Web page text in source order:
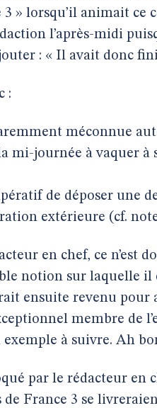
» lorsqu’il animait ce
l’après-midi
: « Il avait donc
:
méconnue
mi-journée à vaquer à
de déposer une
extérieure (cf.
en chef, ce n’est
notion sur laquelle il
ensuite revenu pour
membre de
à suivre. Ah
par le rédacteur en
France 3 se